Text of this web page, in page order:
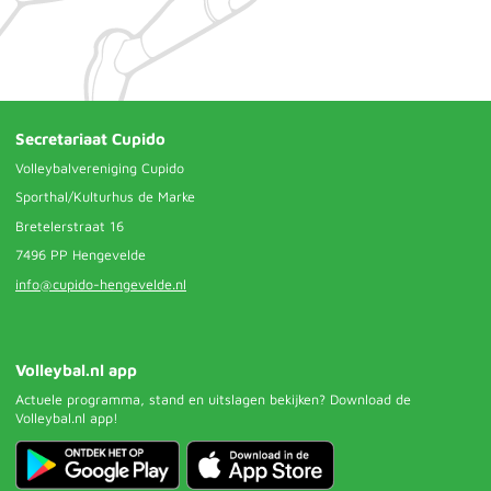
Secretariaat Cupido
Volleybalvereniging Cupido
Sporthal/Kulturhus de Marke
Bretelerstraat 16
7496 PP Hengevelde
info@cupido-hengevelde.nl
Volleybal.nl app
Actuele programma, stand en uitslagen bekijken? Download de
Volleybal.nl app!